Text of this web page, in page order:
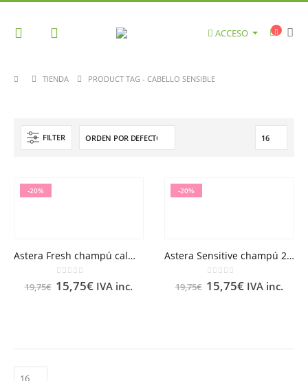
ACCESO
TIENDA PRODUCT TAG - CABELLO SENSIBLE
FILTER
-20%
Astera Fresh champú calmante frescor 200 ml RENE FURTERER
0 out of 5
19,75€ 15,75€ IVA inc.
-20%
Astera Sensitive champú 200 ml RENE FURTERER
0 out of 5
19,75€ 15,75€ IVA inc.